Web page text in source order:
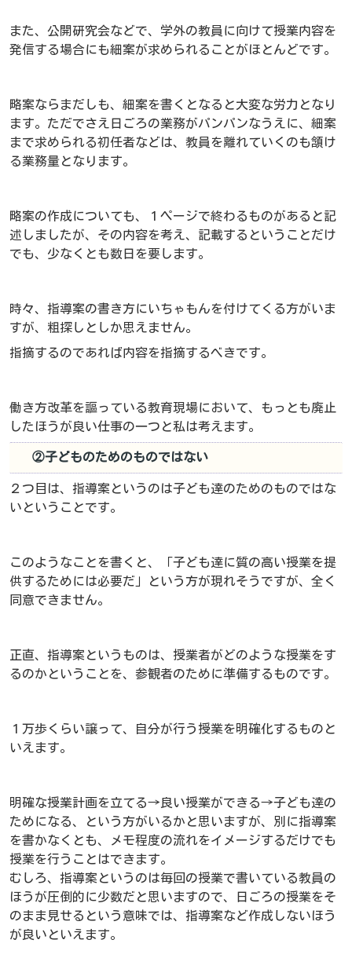
また、公開研究会などで、学外の教員に向けて授業内容を
発信する場合にも細案が求められることがほとんどです。
略案ならまだしも、細案を書くとなると大変な労力となり
ます。ただでさえ日ごろの業務がパンパンなうえに、細案
まで求められる初任者などは、教員を離れていくのも頷け
る業務量となります。
略案の作成についても、１ページで終わるものがあると記
述しましたが、その内容を考え、記載するということだけ
でも、少なくとも数日を要します。
時々、指導案の書き方にいちゃもんを付けてくる方がいま
すが、粗探しとしか思えません。
指摘するのであれば内容を指摘するべきです。
働き方改革を謳っている教育現場において、もっとも廃止
したほうが良い仕事の一つと私は考えます。
②子どものためのものではない
２つ目は、指導案というのは子ども達のためのものではな
いということです。
このようなことを書くと、「子ども達に質の高い授業を提
供するためには必要だ」という方が現れそうですが、全く
同意できません。
正直、指導案というものは、授業者がどのような授業をす
るのかということを、参観者のために準備するものです。
１万歩くらい譲って、自分が行う授業を明確化するものと
いえます。
明確な授業計画を立てる→良い授業ができる→子ども達の
ためになる、という方がいるかと思いますが、別に指導案
を書かなくとも、メモ程度の流れをイメージするだけでも
授業を行うことはできます。
むしろ、指導案というのは毎回の授業で書いている教員の
ほうが圧倒的に少数だと思いますので、日ごろの授業をそ
のまま見せるという意味では、指導案など作成しないほう
が良いといえます。